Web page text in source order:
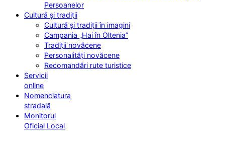
Persoanelor
Cultură și tradiții
Cultură și tradiții în imagini
Campania „Hai în Oltenia”
Tradiții novăcene
Personalități novăcene
Recomandări rute turistice
Servicii
online
Nomenclatura
stradală
Monitorul
Oficial Local